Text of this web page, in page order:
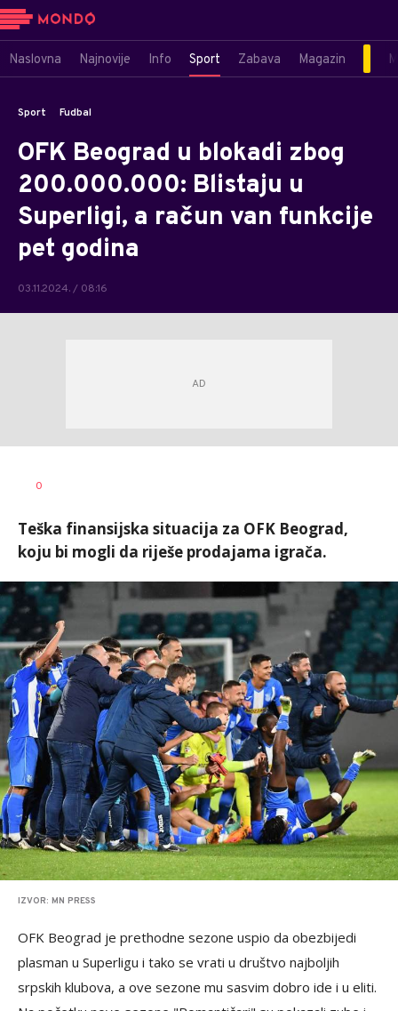
Naslovna Najnovije Info Sport Zabava Magazin
Sport Fudbal
OFK Beograd u blokadi zbog
200.000.000: Blistaju u
Superligi, a račun van funkcije
pet godina
03.11.2024. / 08:16
0
Teška finansijska situacija za OFK Beograd,
koju bi mogli da riješe prodajama igrača.
IZVOR: MN PRESS
OFK Beograd je prethodne sezone uspio da obezbijedi
plasman u Superligu i tako se vrati u društvo najboljih
srpskih klubova, a ove sezone mu sasvim dobro ide i u eliti.